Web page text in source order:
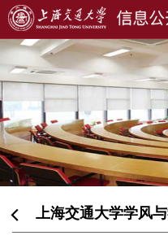
上海交通大学学风